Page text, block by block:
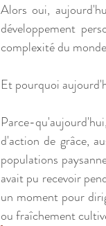
Alors oui,
développement
complexité du
Et pourquoi
Parce-
d'action de grâce,
populations
avait pu recevoir
un moment pour
ou fraîchement